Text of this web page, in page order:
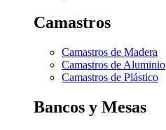
Camastros
Camastros de Madera
Camastros de Aluminio
Camastros de Plástico
Bancos y Mesas